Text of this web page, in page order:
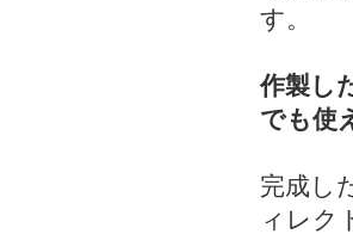
す。
作製し
でも使
完成し
ィレク